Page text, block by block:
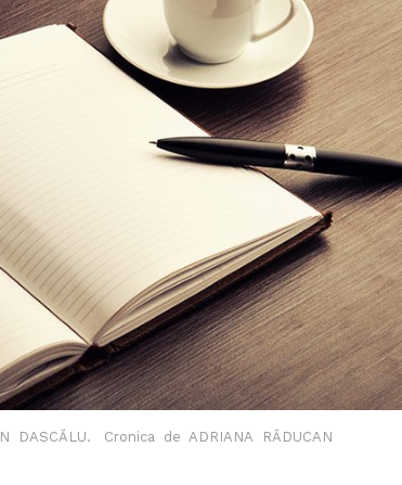
DASCĂLU. Cronica de ADRIANA RĂDUCAN